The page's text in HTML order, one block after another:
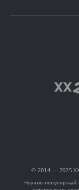
© 2014 — 2025
Научно-популярный